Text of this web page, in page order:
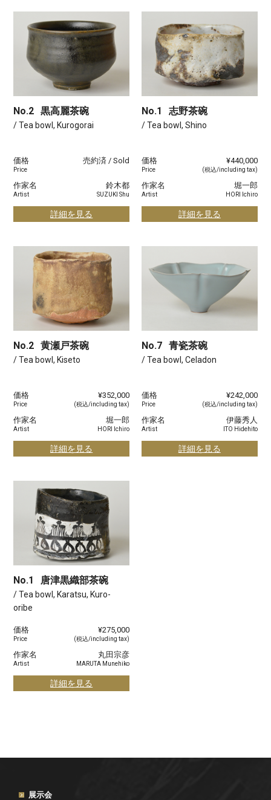
No.2 黒高麗茶碗
/ Tea bowl, Kurogorai
価格
Price
売約済 / Sold
作家名
Artist
鈴木都
SUZUKI Shu
詳細を見る
No.1 志野茶碗
/ Tea bowl, Shino
価格
Price
¥440,000
(税込/including tax)
作家名
Artist
堀一郎
HORI Ichiro
詳細を見る
No.2 黄瀬戸茶碗
/ Tea bowl, Kiseto
価格
Price
¥352,000
(税込/including tax)
作家名
Artist
堀一郎
HORI Ichiro
詳細を見る
No.7 青瓷茶碗
/ Tea bowl, Celadon
価格
Price
¥242,000
(税込/including tax)
作家名
Artist
伊藤秀人
ITO Hidehito
詳細を見る
No.1 唐津黒織部茶碗
/ Tea bowl, Karatsu, Kuro-
oribe
価格
Price
¥275,000
(税込/including tax)
作家名
Artist
丸田宗彦
MARUTA Munehiko
詳細を見る
展示会